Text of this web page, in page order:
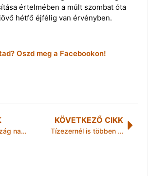
értelmében a múlt szombat óta
hétfő éjfélig van érvényben.
Oszd meg a Facebookon!
Vihar – Az ország nagyobbik részére elsőfokú riasztást adtak ki a zivatarok miatt
KÖVETKEZŐ CIKK
Tízezernél is többen úszták át a Balatont